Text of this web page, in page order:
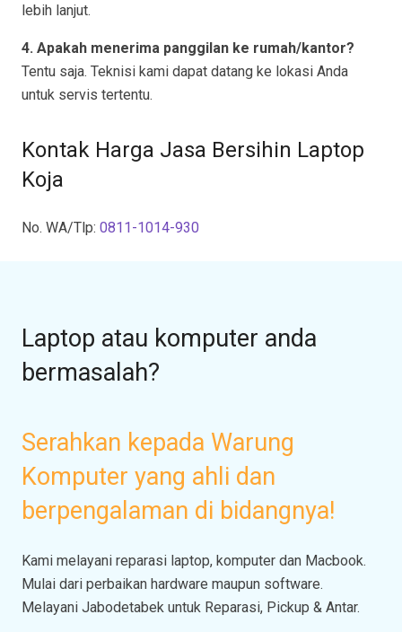
lebih lanjut.
4. Apakah menerima panggilan ke rumah/kantor?
Tentu saja. Teknisi kami dapat datang ke lokasi Anda
untuk servis tertentu.
Kontak Harga Jasa Bersihin Laptop
Koja
No. WA/Tlp: 0811-1014-930
Laptop atau komputer anda
bermasalah?
Serahkan kepada Warung
Komputer yang ahli dan
berpengalaman di bidangnya!
Kami melayani reparasi laptop, komputer dan Macbook.
Mulai dari perbaikan hardware maupun software.
Melayani Jabodetabek untuk Reparasi, Pickup & Antar.